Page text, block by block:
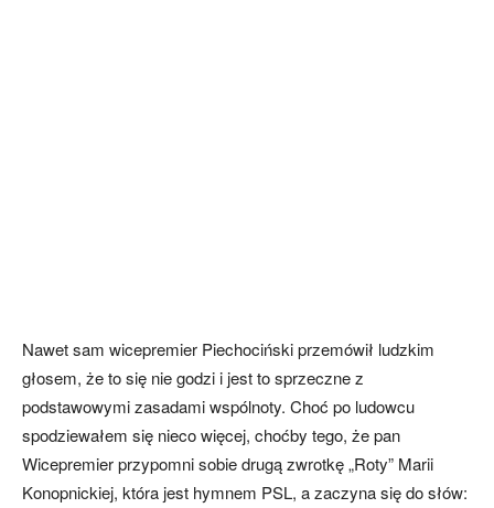
Nawet sam wicepremier Piechociński przemówił ludzkim
głosem, że to się nie godzi i jest to sprzeczne z
podstawowymi zasadami wspólnoty. Choć po ludowcu
spodziewałem się nieco więcej, choćby tego, że pan
Wicepremier przypomni sobie drugą zwrotkę „Roty” Marii
Konopnickiej, która jest hymnem PSL, a zaczyna się do słów: